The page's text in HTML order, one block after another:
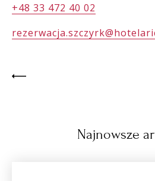
+48 33 472 40 02
Najnowsze